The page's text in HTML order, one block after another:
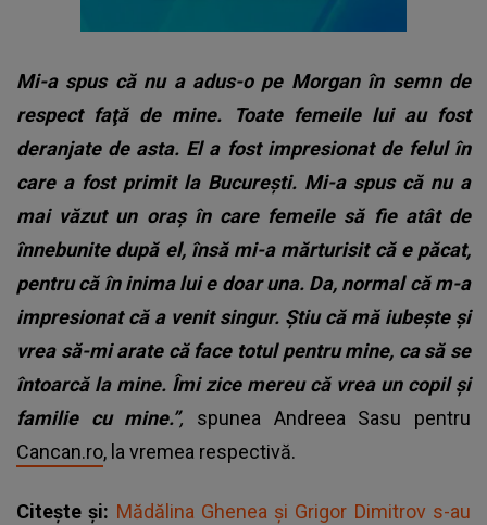
Mi-a spus că nu a adus-o pe Morgan în semn de
respect faţă de mine. Toate femeile lui au fost
deranjate de asta. El a fost impresionat de felul în
care a fost primit la Bucureşti. Mi-a spus că nu a
mai văzut un oraş în care femeile să fie atât de
înnebunite după el, însă mi-a mărturisit că e păcat,
pentru că în inima lui e doar una. Da, normal că m-a
impresionat că a venit singur. Ştiu că mă iubeşte şi
vrea să-mi arate că face totul pentru mine, ca să se
întoarcă la mine. Îmi zice mereu că vrea un copil şi
familie cu mine.”, spunea Andreea Sasu pentru
Cancan.ro, la vremea respectivă.
Citește și: Mădălina Ghenea și Grigor Dimitrov s-au